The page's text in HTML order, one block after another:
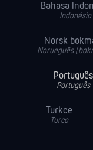
Bahasa
Indonésio
Norsk
Norueguês
Português
Português
Turkce
Turco